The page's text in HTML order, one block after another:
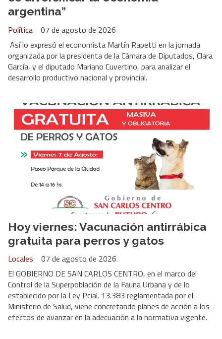
argentina”
Política
07 de agosto de 2026
Así lo expresó el economista Martín Rapetti en la jornada
organizada por la presidenta de la Cámara de Diputados, Clara
García, y el diputado Mariano Cuvertino, para analizar el
desarrollo productivo nacional y provincial.
Hoy viernes: Vacunación antirrábica
gratuita para perros y gatos
Locales
07 de agosto de 2026
El GOBIERNO DE SAN CARLOS CENTRO, en el marco del
Control de la Superpoblación de la Fauna Urbana y de lo
establecido por la Ley Pcial. 13.383 reglamentada por el
Ministerio de Salud, viene concretando planes de acción a los
efectos de avanzar en la adecuación a la normativa vigente.